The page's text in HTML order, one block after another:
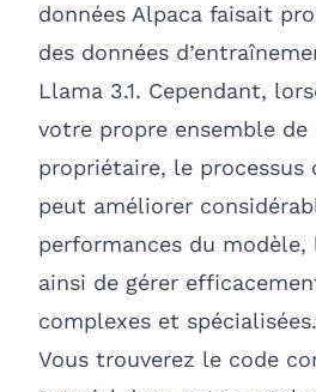
données Alpaca faisait
des données
Llama 3.1. Cependant,
votre propre ensemble de
propriétaire, le processus
peut améliorer
performances du
ainsi de gérer
complexes et spécialisées.
Vous trouverez le code